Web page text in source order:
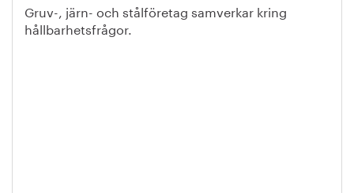
Gruv-, järn- och stålföretag samverkar kring
hållbarhetsfrågor.